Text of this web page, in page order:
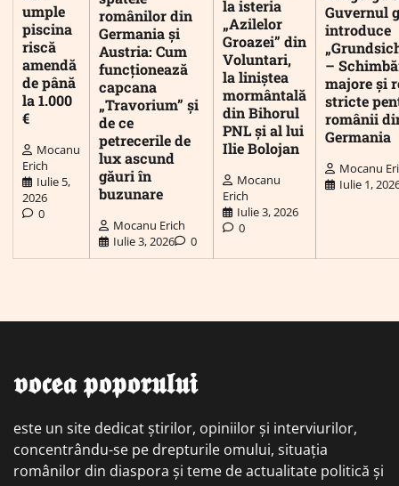
umple
piscina
riscă
amendă
de până
la 1.000
€
Mocanu
Erich
Iulie 5,
2026
0
românilor din
Germania și
Austria: Cum
funcționează
capcana
„Travorium” și
de ce
petrecerile de
lux ascund
găuri în
buzunare
Mocanu Erich
Iulie 3, 2026
0
la isteria
„Azilelor
Groazei” din
Voluntari,
la liniștea
mormântală
din Bihorul
PNL și al lui
Ilie Bolojan
Mocanu
Erich
Iulie 3, 2026
0
Guvernul
introduce
–
majore și
stricte
românii
Germania
Mocanu
Iulie 1,
𝖛𝖔𝖈𝖊𝖆 𝖕𝖔𝖕𝖔𝖗𝖚𝖑𝖚𝖎
este un site dedicat știrilor, opiniilor și interviurilor,
concentrându-se pe drepturile omului, situația
românilor din diaspora și teme de actualitate politică și